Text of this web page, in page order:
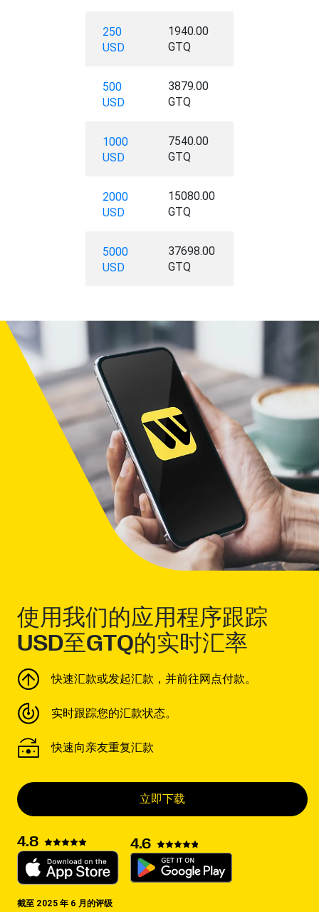
250
USD
1940.00
GTQ
500
USD
3879.00
GTQ
1000
USD
7540.00
GTQ
2000
USD
15080.00
GTQ
5000
USD
37698.00
GTQ
使用我们的应用程序跟踪
USD至GTQ的实时汇率
快速汇款或发起汇款，并前往网点付款。
实时跟踪您的汇款状态。
快速向亲友重复汇款
立即下载
4.8 4.6
截至 2025 年 6 月的评级